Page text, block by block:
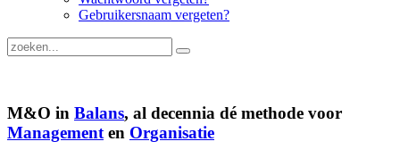
Gebruikersnaam vergeten?
M&O in Balans, al decennia dé methode voor
Management en Organisatie